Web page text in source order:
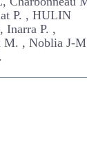
Jean-Marc,
CARRERE
M. ,
P. , HULIN
P. , Mareaux
J-M. , Olha E.